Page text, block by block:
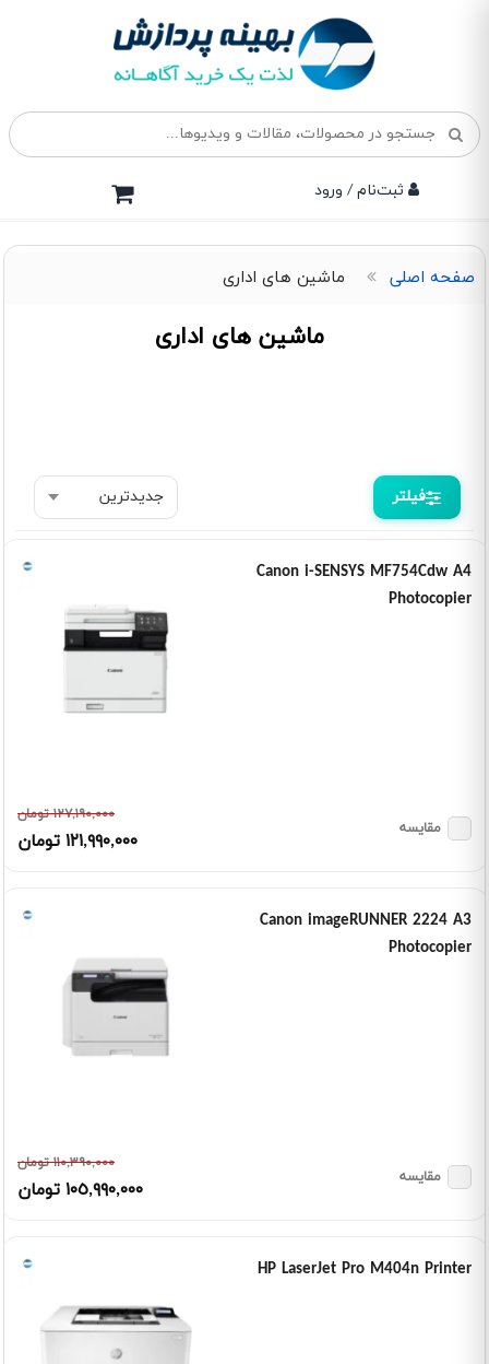
ثبت‌نام / ورود
صفحه اصلی ماشین های اداری
ماشین های اداری
فیلتر
Canon i-SENSYS MF754Cdw A4
Photocopier
١٢٧,١٩٠,٠٠٠ تومان
١٢١,٩٩٠,٠٠٠ تومان
مقایسه
Canon imageRUNNER 2224 A3
Photocopier
١١٠,٣٩٠,٠٠٠ تومان
١٠٥,٩٩٠,٠٠٠ تومان
مقایسه
HP LaserJet Pro M404n Printer